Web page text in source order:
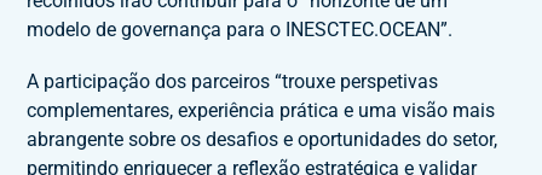
modelo de governança para o INESCTEC.OCEAN”.
A participação dos parceiros “trouxe perspetivas
complementares, experiência prática e uma visão mais
abrangente sobre os desafios e oportunidades do setor,
permitindo enriquecer a reflexão estratégica e validar